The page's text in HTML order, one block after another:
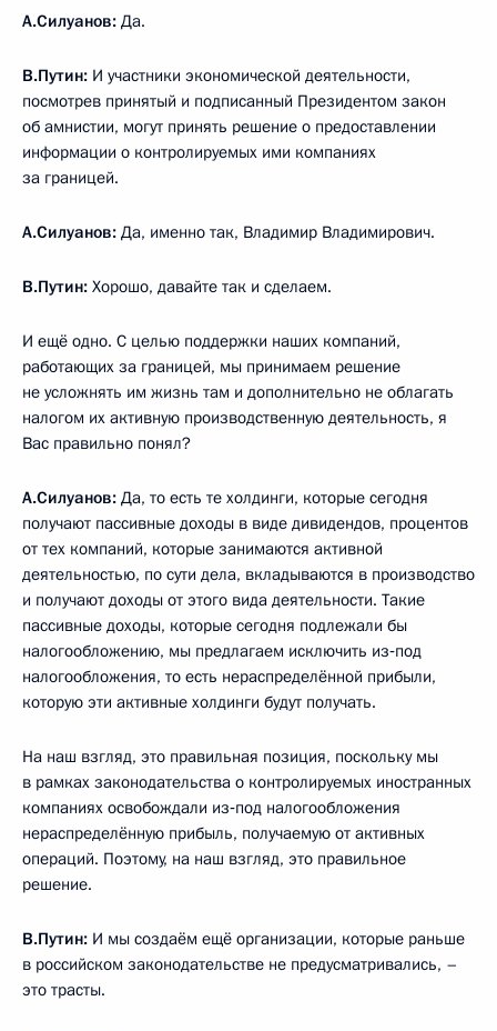
А.Силуанов: Да.
В.Путин: И участники экономической деятельности,
посмотрев принятый и подписанный Президентом закон
об амнистии, могут принять решение о предоставлении
информации о контролируемых ими компаниях
за границей.
А.Силуанов: Да, именно так, Владимир Владимирович.
В.Путин: Хорошо, давайте так и сделаем.
И ещё одно. С целью поддержки наших компаний,
работающих за границей, мы принимаем решение
не усложнять им жизнь там и дополнительно не облагать
налогом их активную производственную деятельность, я
Вас правильно понял?
А.Силуанов: Да, то есть те холдинги, которые сегодня
получают пассивные доходы в виде дивидендов, процентов
от тех компаний, которые занимаются активной
деятельностью, по сути дела, вкладываются в производство
и получают доходы от этого вида деятельности. Такие
пассивные доходы, которые сегодня подлежали бы
налогообложению, мы предлагаем исключить из‑под
налогообложения, то есть нераспределённой прибыли,
которую эти активные холдинги будут получать.
На наш взгляд, это правильная позиция, поскольку мы
в рамках законодательства о контролируемых иностранных
компаниях освобождали из‑под налогообложения
нераспределённую прибыль, получаемую от активных
операций. Поэтому, на наш взгляд, это правильное
решение.
В.Путин: И мы создаём ещё организации, которые раньше
в российском законодательстве не предусматривались, –
это трасты.